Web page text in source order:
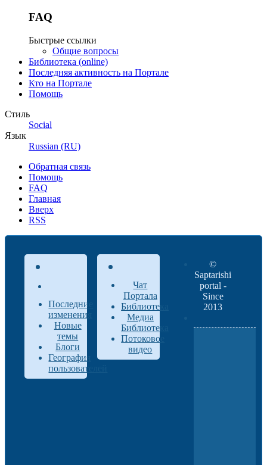
FAQ
Быстрые ссылки
Общие вопросы
Библиотека (online)
Последняя активность на Портале
Кто на Портале
Помощь
Стиль
Social
Язык
Russian (RU)
Обратная связь
Помощь
FAQ
Главная
Вверх
RSS
Последние
изменения
Новые
темы
Блоги
География
пользователей
Чат
Портала
Библиотека
Медиа
Библиотека
Потоковое
видео
©
Saptarishi
portal -
Since
2013